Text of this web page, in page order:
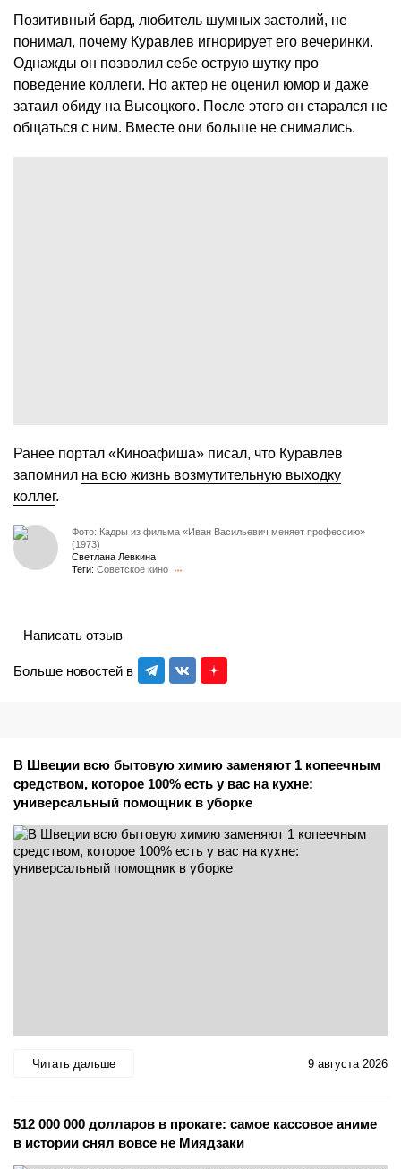
Позитивный бард, любитель шумных застолий, не
понимал, почему Куравлев игнорирует его вечеринки.
Однажды он позволил себе острую шутку про
поведение коллеги. Но актер не оценил юмор и даже
затаил обиду на Высоцкого. После этого он старался не
общаться с ним. Вместе они больше не снимались.
Ранее портал «Киноафиша» писал, что Куравлев
запомнил на всю жизнь возмутительную выходку
коллег.
Фото: Кадры из фильма «Иван Васильевич меняет профессию»
(1973)
Светлана Левкина
Теги: Советское кино
Больше новостей в
Написать отзыв
В Швеции всю бытовую химию заменяют 1 копеечным
средством, которое 100% есть у вас на кухне:
универсальный помощник в уборке
Читать дальше 9 августа 2026
512 000 000 долларов в прокате: самое кассовое аниме
в истории снял вовсе не Миядзаки